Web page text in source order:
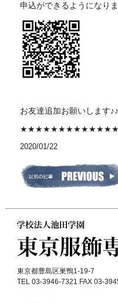
申込ができるようになりま
お友達追加お願いします♪♪
2020/01/22
東京都豊島区巣鴨1-19-7
TEL 03-3946-7321 FAX 03-